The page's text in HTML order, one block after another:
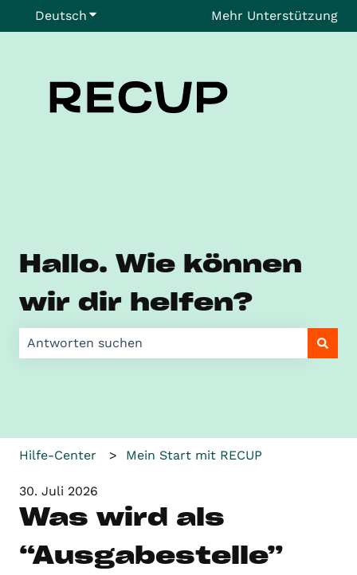
Deutsch Untermenü für Übersetzungen anzeigen
Mehr Unterstützung
Hallo. Wie können
wir dir helfen?
Hilfe-Center Mein Start mit RECUP
30. Juli 2026
Was wird als
“Ausgabestelle”